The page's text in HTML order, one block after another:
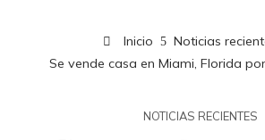
Inicio
Noticias
Se vende casa en Miami, Florida
NOTICIAS RECIENTES